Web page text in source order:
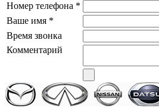
Номер телефона *
Ваше имя *
Время звонка
Комментарий